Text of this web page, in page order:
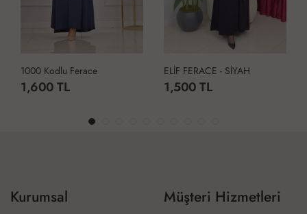
1000 Kodlu Ferace
1,600 TL
ELİF FERACE - SİYAH
1,500 TL
Kurumsal Müşteri Hizmetleri